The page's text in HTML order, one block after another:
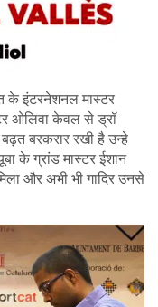
के इंटरनेशनल मास्टर
ओलिवा केवल से ड्रॉ
बरकरार रखी है उन्हे
के ग्रांड मास्टर ईशान
और अभी भी गादिर उनसे